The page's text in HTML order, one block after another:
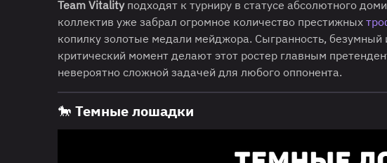
Team Vitalityподходят к турниру в статусе абсолютного
коллектив уже забрал огромное количество престижных
копилку золотые медали мейджора. Сыгранность,
критический момент делают этот ростер главным
невероятно сложной задачей для любого оппонента.
🐎 Темные лошадки